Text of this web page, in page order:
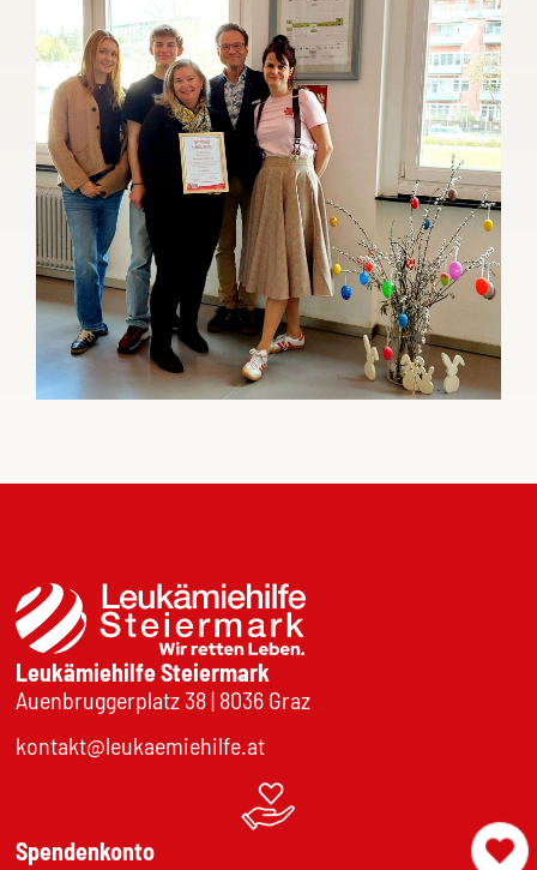
Leukämiehilfe Steiermark
Auenbruggerplatz 38 | 8036 Graz
kontakt@leukaemiehilfe.at
Spendenkonto